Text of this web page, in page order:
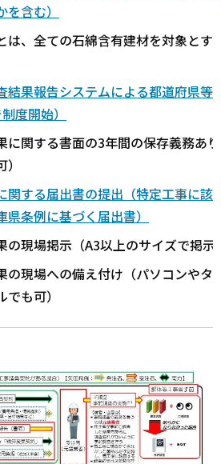
含む）
、全ての石綿含有建材を対象とす
結果報告システムによる都道府県等
度開始）
に関する書面の3年間の保存義務あ
関する届出書の提出（特定工事に該
県条例に基づく届出書）
の現場掲示（A3以上のサイズで掲示
の現場への備え付け（パソコンやタ
も可）